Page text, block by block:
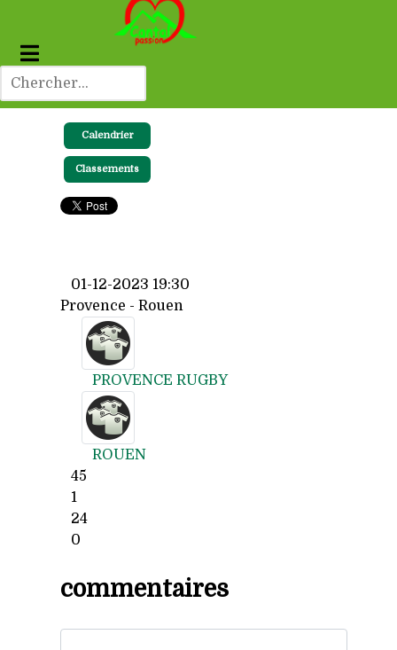
Calendrier
Classements
01-12-2023 19:30
Provence - Rouen
PROVENCE RUGBY
ROUEN
45
1
24
0
commentaires